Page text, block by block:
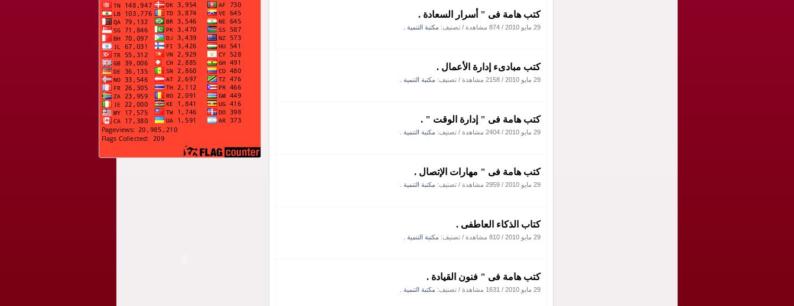
كتب هامة فى " أسرار السعادة .
29 مايو 2010 / 874 مشاهدة / تصنيف: مكتبة التنمية .
كتب مبادىء إدارة الأعمال .
29 مايو 2010 / 2158 مشاهدة / تصنيف: مكتبة التنمية .
كتب هامة فى " إدارة الوقت " .
29 مايو 2010 / 2404 مشاهدة / تصنيف: مكتبة التنمية .
كتب هامة فى " مهارات الإتصال .
29 مايو 2010 / 2959 مشاهدة / تصنيف: مكتبة التنمية .
كتاب الذكاء العاطفى .
29 مايو 2010 / 810 مشاهدة / تصنيف: مكتبة التنمية .
كتب هامة فى " فنون القيادة .
29 مايو 2010 / 1631 مشاهدة / تصنيف: مكتبة التنمية .